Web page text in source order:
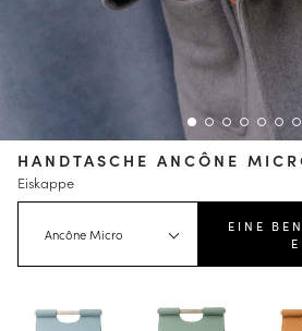
HANDTASCHE ANCÔNE
Eiskappe
Ancône Micro
EINE